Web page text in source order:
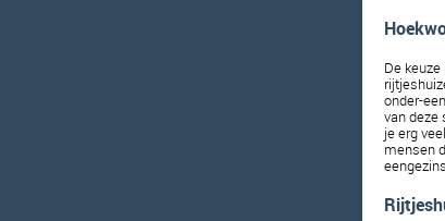
De
onder-
van deze
je erg
mensen